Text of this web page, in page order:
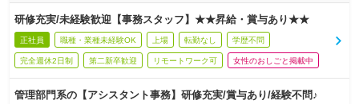
研修充実/未経験歓迎【事務スタッフ】★★昇給・賞与あり★★
正社員 職種・業種未経験OK 上場 転勤なし 学歴不問
完全週休2日制 第二新卒歓迎 リモートワーク可 女性のおしごと掲載中
管理部門系の【アシスタント事務】研修充実/賞与あり/経験不問♪